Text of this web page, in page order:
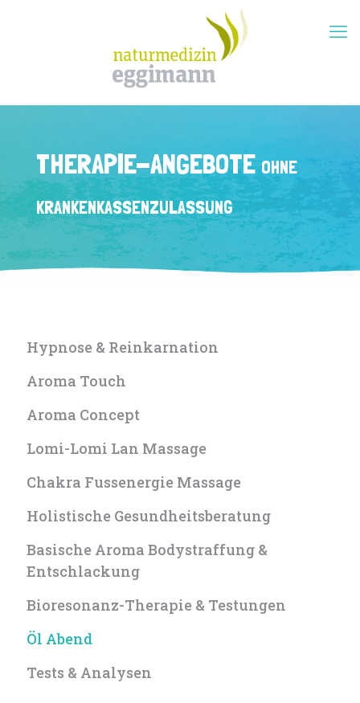
THERAPIE-ANGEBOTEOHNE
KRANKENKASSEN­ZULASSUNG
Hypnose & Reinkarnation
Aroma Touch
Aroma Concept
Lomi-Lomi Lan Massage
Chakra Fussenergie Massage
Holistische Gesundheitsberatung
Basische Aroma Bodystraffung &
Entschlackung
Bioresonanz-Therapie & Testungen
Öl Abend
Tests & Analysen